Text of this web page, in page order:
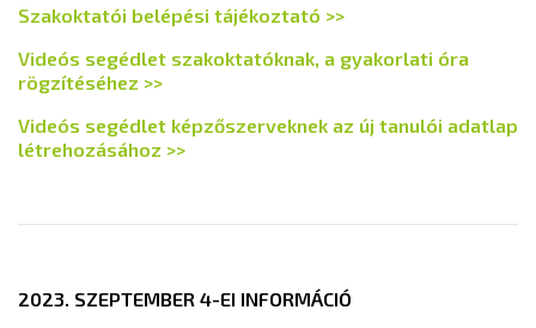
Szakoktatói belépési tájékoztató >>
Videós segédlet szakoktatóknak, a gyakorlati óra
rögzítéséhez >>
Videós segédlet képzőszerveknek az új tanulói adatlap
létrehozásához >>
2023. SZEPTEMBER 4-EI INFORMÁCIÓ